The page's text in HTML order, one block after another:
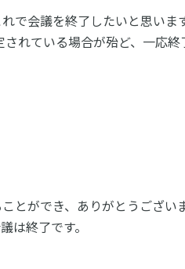
で会議を終了したいと思いま
れている場合が殆ど、一応
とができ、ありがとうござい
は終了です。